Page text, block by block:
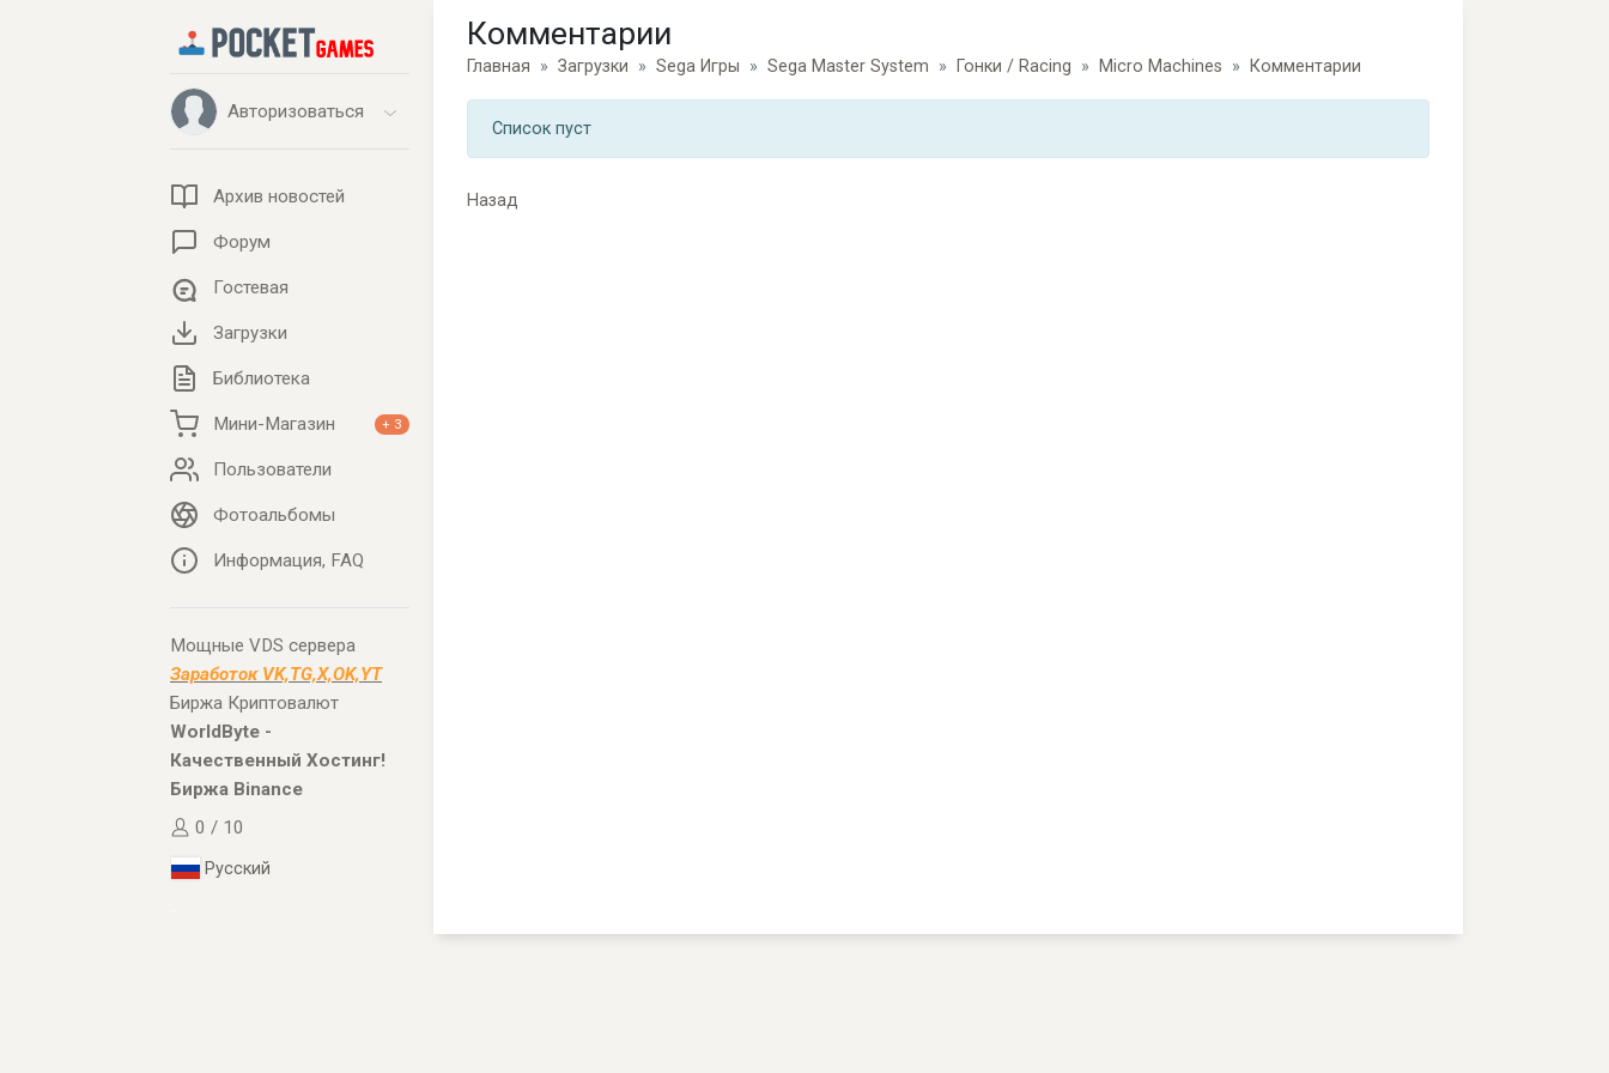
Авторизоваться
Архив новостей
Форум
Гостевая
Загрузки
Библиотека
Мини-Магазин + 3
Пользователи
Фотоальбомы
Информация, FAQ
Мощные VDS сервера
Заработок VK,TG,X,OK,YT
Биржа Криптовалют
WorldByte -
Качественный Хостинг!
Биржа Binance
0 / 10
Русский
Комментарии
Главная Загрузки Sega Игры Sega Master System Гонки / Racing Micro Machines Комментарии
Список пуст
Назад